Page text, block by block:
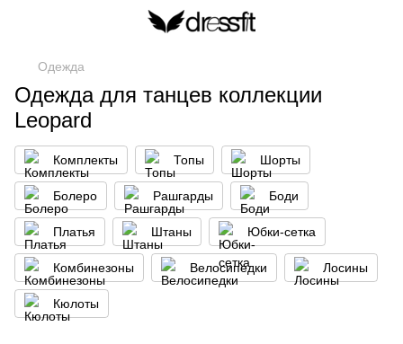
Одежда
Одежда для танцев коллекции
Leopard
Кoмплекты Топы Шорты
Болеро Рашгарды Боди
Платья Штаны Юбки-сетка
Комбинезоны Велосипедки Лосины
Кюлоты